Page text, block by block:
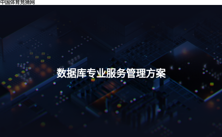
中国体育竞猜网
数据库专业服务管理方案